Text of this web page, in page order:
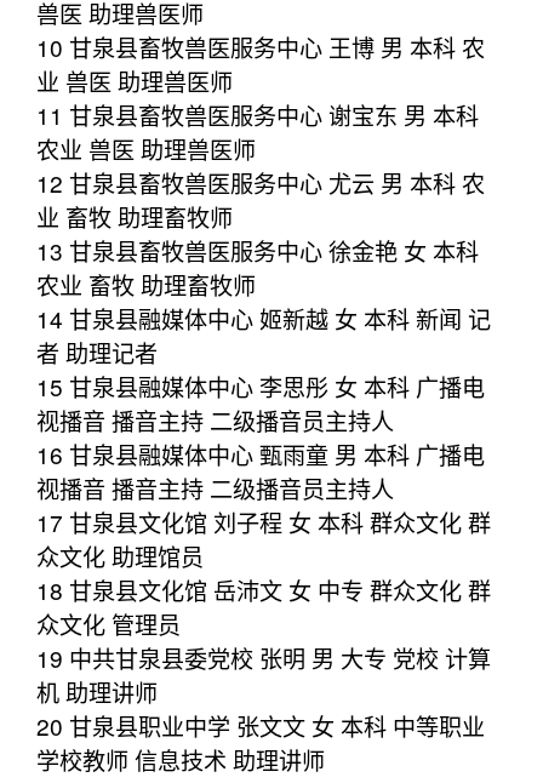
兽医 助理兽医师
10 甘泉县畜牧兽医服务中心 王博 男 本科 农
业 兽医 助理兽医师
11 甘泉县畜牧兽医服务中心 谢宝东 男 本科
农业 兽医 助理兽医师
12 甘泉县畜牧兽医服务中心 尤云 男 本科 农
业 畜牧 助理畜牧师
13 甘泉县畜牧兽医服务中心 徐金艳 女 本科
农业 畜牧 助理畜牧师
14 甘泉县融媒体中心 姬新越 女 本科 新闻 记
者 助理记者
15 甘泉县融媒体中心 李思彤 女 本科 广播电
视播音 播音主持 二级播音员主持人
16 甘泉县融媒体中心 甄雨童 男 本科 广播电
视播音 播音主持 二级播音员主持人
17 甘泉县文化馆 刘子程 女 本科 群众文化 群
众文化 助理馆员
18 甘泉县文化馆 岳沛文 女 中专 群众文化 群
众文化 管理员
19 中共甘泉县委党校 张明 男 大专 党校 计算
机 助理讲师
20 甘泉县职业中学 张文文 女 本科 中等职业
学校教师 信息技术 助理讲师